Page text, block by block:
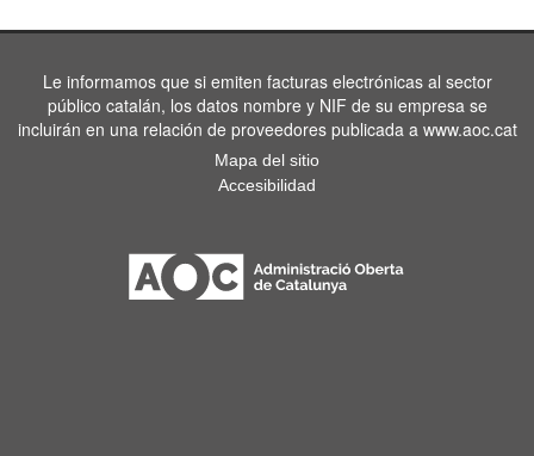
Le informamos que si emiten facturas electrónicas al sector
público catalán, los datos nombre y NIF de su empresa se
incluirán en una relación de proveedores publicada a www.aoc.cat
Mapa del sitio
Accesibilidad